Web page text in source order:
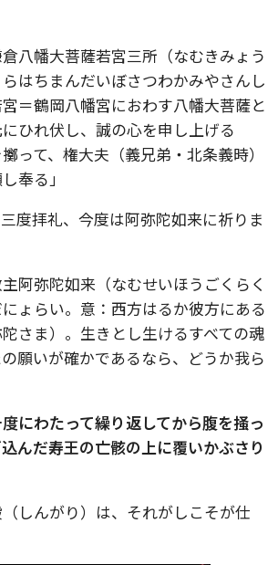
倉八幡大菩薩若宮三所（なむきみょう
はちまんだいぼさつわかみやさんし
＝鶴岡八幡宮におわす八幡大菩薩と
ひれ伏し、誠の心を申し上げる
って、権大夫（義兄弟・北条義時）
奉る」
度拝礼、今度は阿弥陀如来に祈りま
主阿弥陀如来（なむせいほうごくらく
ょらい。意：西方はるか彼方にある
さま）。生きとし生けるすべての魂
願いが確かであるなら、どうか我ら
にわたって繰り返してから腹を掻っ
んだ寿王の亡骸の上に覆いかぶさり
（しんがり）は、それがしこそが仕